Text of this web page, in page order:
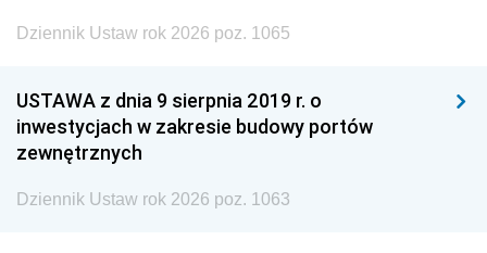
Dziennik Ustaw rok 2026 poz. 1065
USTAWA z dnia 9 sierpnia 2019 r. o
inwestycjach w zakresie budowy portów
zewnętrznych
Dziennik Ustaw rok 2026 poz. 1063